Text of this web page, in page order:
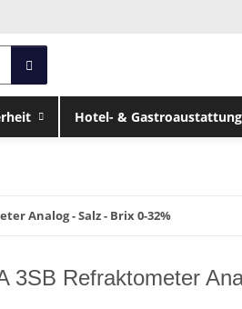
Hotel- & Gastroaustattung
Analog - Salz - Brix 0-32%
3SB Refraktometer